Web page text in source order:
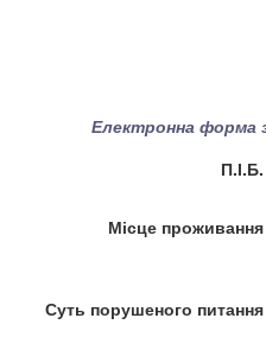
Електронна форма
П.І.Б.
Місце проживання
Суть порушеного питання